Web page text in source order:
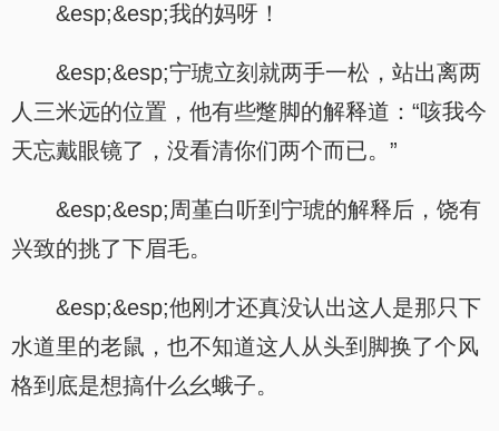
&esp;&esp;我的妈呀！
&esp;&esp;宁琥立刻就两手一松，站出离两
人三米远的位置，他有些蹩脚的解释道：“咳我今
天忘戴眼镜了，没看清你们两个而已。”
&esp;&esp;周堇白听到宁琥的解释后，饶有
兴致的挑了下眉毛。
&esp;&esp;他刚才还真没认出这人是那只下
水道里的老鼠，也不知道这人从头到脚换了个风
格到底是想搞什么幺蛾子。